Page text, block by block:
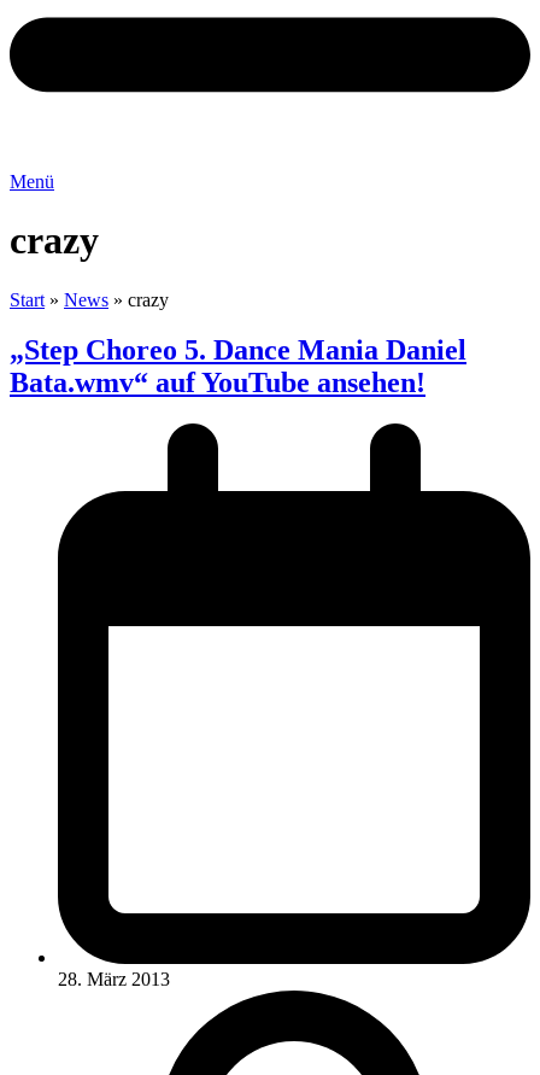
Menü
crazy
Start » News » crazy
„Step Choreo 5. Dance Mania Daniel
Bata.wmv“ auf YouTube ansehen!
28. März 2013